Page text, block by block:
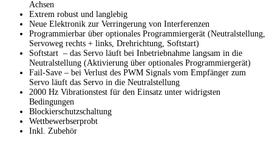
Achsen
Extrem robust und langlebig
Neue Elektronik zur Verringerung von Interferenzen
Programmierbar über optionales Programmiergerät (Neutralstellung,
Servoweg rechts + links, Drehrichtung, Softstart)
Softstart – das Servo läuft bei Inbetriebnahme langsam in die
Neutralstellung (Aktivierung über optionales Programmiergerät)
Fail-Save – bei Verlust des PWM Signals vom Empfänger zum
Servo läuft das Servo in die Neutralstellung
2000 Hz Vibrationstest für den Einsatz unter widrigsten
Bedingungen
Blockierschutzschaltung
Wettbewerbserprobt
Inkl. Zubehör